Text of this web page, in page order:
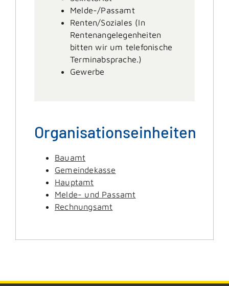
Melde-/Passamt
Renten/Soziales (In
Rentenangelegenheiten
bitten wir um telefonische
Terminabsprache.)
Gewerbe
Organisationseinheiten
Bauamt
Gemeindekasse
Hauptamt
Melde- und Passamt
Rechnungsamt